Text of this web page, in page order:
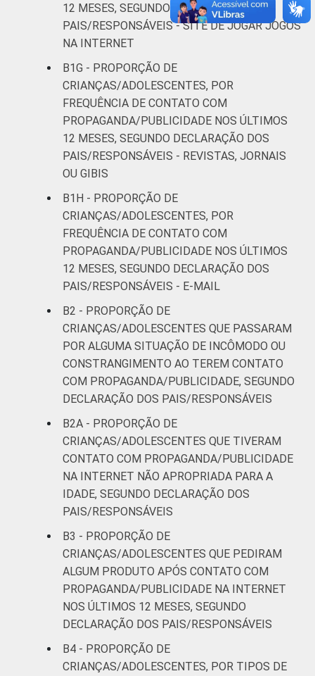
12 MESES, SEGUNDO DECLARAÇÃO DOS
PAIS/RESPONSÁVEIS - SITE DE JOGAR JOGOS
NA INTERNET
B1G - PROPORÇÃO DE
CRIANÇAS/ADOLESCENTES, POR
FREQUÊNCIA DE CONTATO COM
PROPAGANDA/PUBLICIDADE NOS ÚLTIMOS
12 MESES, SEGUNDO DECLARAÇÃO DOS
PAIS/RESPONSÁVEIS - REVISTAS, JORNAIS
OU GIBIS
B1H - PROPORÇÃO DE
CRIANÇAS/ADOLESCENTES, POR
FREQUÊNCIA DE CONTATO COM
PROPAGANDA/PUBLICIDADE NOS ÚLTIMOS
12 MESES, SEGUNDO DECLARAÇÃO DOS
PAIS/RESPONSÁVEIS - E-MAIL
B2 - PROPORÇÃO DE
CRIANÇAS/ADOLESCENTES QUE PASSARAM
POR ALGUMA SITUAÇÃO DE INCÔMODO OU
CONSTRANGIMENTO AO TEREM CONTATO
COM PROPAGANDA/PUBLICIDADE, SEGUNDO
DECLARAÇÃO DOS PAIS/RESPONSÁVEIS
B2A - PROPORÇÃO DE
CRIANÇAS/ADOLESCENTES QUE TIVERAM
CONTATO COM PROPAGANDA/PUBLICIDADE
NA INTERNET NÃO APROPRIADA PARA A
IDADE, SEGUNDO DECLARAÇÃO DOS
PAIS/RESPONSÁVEIS
B3 - PROPORÇÃO DE
CRIANÇAS/ADOLESCENTES QUE PEDIRAM
ALGUM PRODUTO APÓS CONTATO COM
PROPAGANDA/PUBLICIDADE NA INTERNET
NOS ÚLTIMOS 12 MESES, SEGUNDO
DECLARAÇÃO DOS PAIS/RESPONSÁVEIS
B4 - PROPORÇÃO DE
CRIANÇAS/ADOLESCENTES, POR TIPOS DE